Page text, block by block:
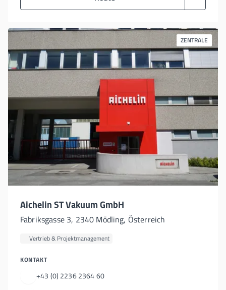
ZENTRALE
Aichelin ST Vakuum GmbH
Fabriksgasse 3, 2340 Mödling, Österreich
Vertrieb & Projektmanagement
KONTAKT
+43 (0) 2236 2364 60